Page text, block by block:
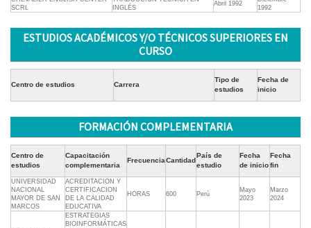
SCRL
INGLÉS
Abril 1992
1992
ESTUDIOS ACADÉMICOS Y/O TÉCNICOS SUPERIORES EN
CURSO
Centro de estudios Carrera
Tipo de
estudios
Fecha de
inicio
FORMACIÓN COMPLEMENTARIA
Centro de
estudios
Capacitación
complementaria
FrecuenciaCantidad
País de
estudio
Fecha
de inicio
Fecha
fin
UNIVERSIDAD
NACIONAL
MAYOR DE SAN
MARCOS
ACREDITACION Y
CERTIFICACION
DE LA CALIDAD
EDUCATIVA
HORAS 600 Perú
Mayo
2023
Marzo
2024
ESTRATEGIAS
BIOINFORMÁTICAS